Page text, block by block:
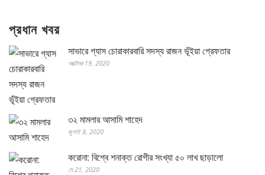
প্রধান খবর
সাভারে গ্যাস চোরাকারবারি সদস্য রাজন ভূঁইয়া গ্রেফতার
অক্টোবর 19, 2020
৩২ মামলার আসামি শাহেদ
জুলাই 8, 2020
করোনা: বিশ্বে শনাক্ত রোগীর সংখ্যা ৫০ লাখ ছাড়ালো
মে 21, 2020